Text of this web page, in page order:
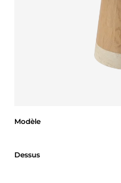
Modèle
Dessus